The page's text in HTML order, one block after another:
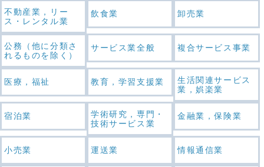
不動産業，リー
ス・レンタル業
飲食業 卸売業
公務（他に分類さ
れるものを除く）
サービス業全般 複合サービス事業
医療，福祉 教育，学習支援業
生活関連サービス
業，娯楽業
宿泊業
学術研究，専門・
技術サービス業
金融業，保険業
小売業 運送業 情報通信業